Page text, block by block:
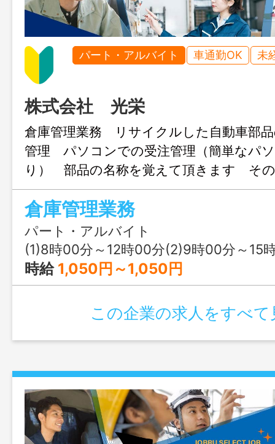
パート・アルバイト 車通勤OK 未
株式会社 光栄
倉庫管理業務 リサイクルした自動車部
管理 パソコンでの受注管理（簡単なパ
り） 部品の名称を覚えて頂きます その
接客 変更範囲：変更なし ※業務詳細
時に説明致します
倉庫管理業務
パート・アルバイト
(1)8時00分～12時00分(2)9時00分～15時00分
時給 1,050円～1,050円
この企業の求人をすべて